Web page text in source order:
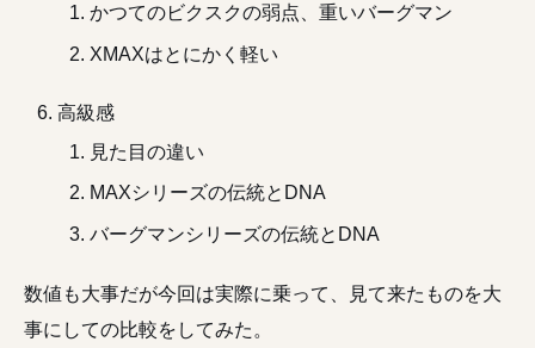
かつてのビクスクの弱点、重いバーグマン
XMAXはとにかく軽い
高級感
見た目の違い
MAXシリーズの伝統とDNA
バーグマンシリーズの伝統とDNA
数値も大事だが今回は実際に乗って、見て来たものを大
事にしての比較をしてみた。